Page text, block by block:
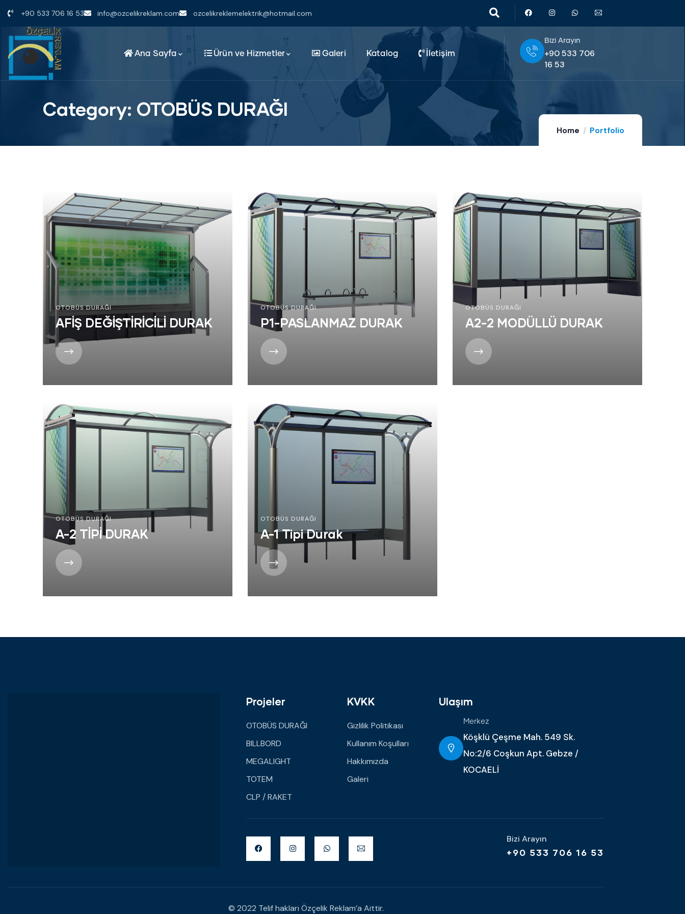
+90 533 706 16 53 info@ozcelikreklam.com ozcelikreklemelektrik@hotmail.com
Ana Sayfa Ürün ve Hizmetler Galeri Katalog İletişim
Bizi Arayın
+90 533 706
16 53
Category: OTOBÜS DURAĞI
Home Portfolio
OTOBÜS DURAĞI
AFİŞ DEĞİŞTİRİCİLİ DURAK
OTOBÜS DURAĞI
P1-PASLANMAZ DURAK
OTOBÜS DURAĞI
A2-2 MODÜLLÜ DURAK
OTOBÜS DURAĞI
A-2 TİPİ DURAK
OTOBÜS DURAĞI
A-1 Tipi Durak
Projeler
OTOBÜS DURAĞI
BILLBORD
MEGALIGHT
TOTEM
CLP / RAKET
KVKK
Gizlilik Politikası
Kullanım Koşulları
Hakkımızda
Galeri
Ulaşım
Merkez
Köşklü Çeşme Mah. 549 Sk.
No:2/6 Coşkun Apt. Gebze /
KOCAELİ
Bizi Arayın
+90 533 706 16 53
© 2022 Telif hakları Özçelik Reklam’a Aittir.